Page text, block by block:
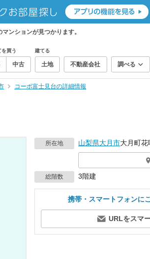
ンションが見つかります。
買う
中古
建てる
土地 不動産会社 調べる
コーポ富士見台の詳細情報
所在地 山梨県大月市大月町花
総階数 3階建
携帯・スマートフォンに
URLをスマ